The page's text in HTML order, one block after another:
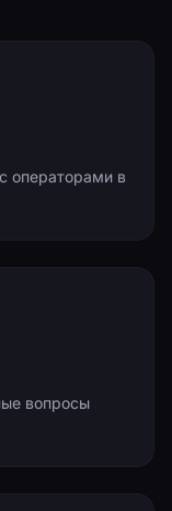
операторами в
вопросы